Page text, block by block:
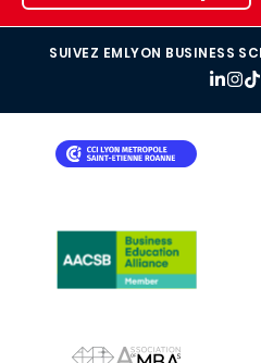
SUIVEZ EMLYON BUSINESS
IMAGE
IMAGE